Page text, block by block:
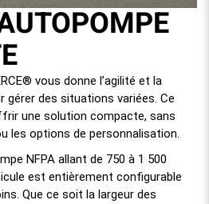
vous donne l’agilité et la
gérer des situations variées. Ce
une solution compacte, sans
les options de personnalisation.
NFPA allant de 750 à 1 500
est entièrement configurable
Que ce soit la largeur des